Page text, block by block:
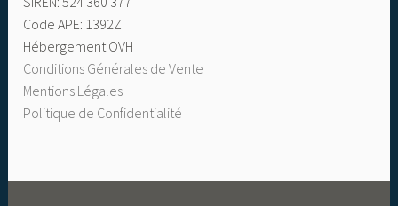
Code APE: 1392Z
Hébergement OVH
Conditions Générales de Vente
Mentions Légales
Politique de Confidentialité